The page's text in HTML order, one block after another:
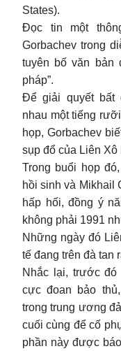
States).
Đọc tin một
Gorbachev trong
tuyên bố văn bản
pháp”.
Để giải quyết bất
nhau một tiếng
họp, Gorbachev
sụp đổ của Liên
Trong buổi họp
hồi sinh và Mikhail
hấp hối, đồng ý
không phải 1991
Những ngày đó
tế đang trên đà tan
Nhắc lại, trước đó
cực đoan bảo
trong trung ương
cuối cùng để cố
phần này được